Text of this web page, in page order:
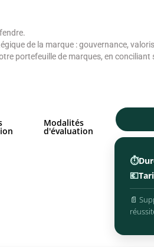
de la marque : gouvernance,
portefeuille de marques, en
Modalités
d'évaluation
⏱️
💶
📄